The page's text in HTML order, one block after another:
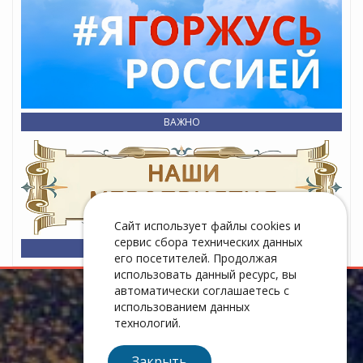
Сайт использует файлы cookies и
сервис сбора технических данных
его посетителей. Продолжая
использовать данный ресурс, вы
автоматически соглашаетесь с
использованием данных
технологий.
ВАЖНО